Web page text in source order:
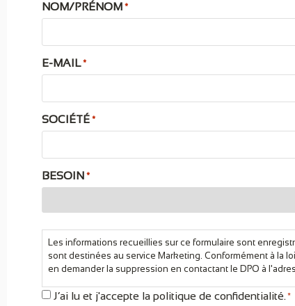
NOM/PRÉNOM *
E-MAIL *
SOCIÉTÉ *
BESOIN *
RGPD
Les informations recueillies sur ce formulaire sont
sont destinées au service Marketing. Conformément à la
en demander la suppression en contactant le DPO à
J’ai lu et j'accepte la politique de confidentialité. *